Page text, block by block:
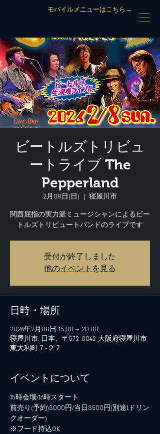
モバイルメニューはこちら→
ビートルズトリビュ
ートライブ The
Pepperland
2月08日(日)
  |
寝屋川市
関西屈指の実力派ミュージシャンによるビー
トルズトリビュートバンドのライブです
受付が終了しました
他のイベントを見る
日時・場所
2026年2月08日 15:00 – 20:00
寝屋川市, 日本、〒572-0042 大阪府寝屋川市
東大利町７−２７
イベントについて
15時会場/16時スタート
前売り(予約)3000円/当日3500円(別途1ドリン
クオーダー)
※フード持込OK